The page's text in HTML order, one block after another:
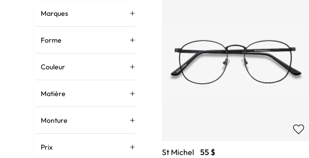
Marques
Forme
Couleur
Matière
Monture
Prix
St Michel 55 $